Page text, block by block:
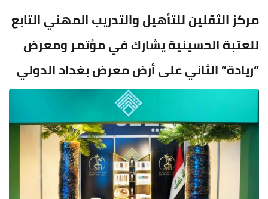
مركز الثقلين للتأهيل والتدريب المهني التابع
للعتبة الحسينية يشارك في مؤتمر ومعرض
“ريادة” الثاني على أرض معرض بغداد الدولي